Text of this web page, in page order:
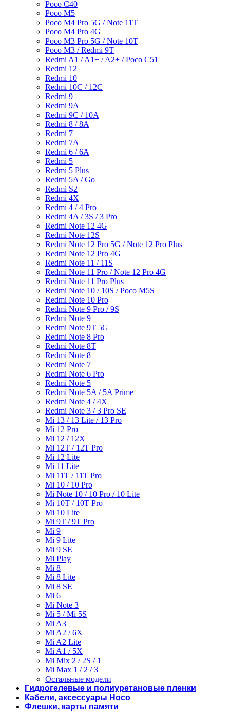
Poco C40
Poco M5
Poco M4 Pro 5G / Note 11T
Poco M4 Pro 4G
Poco M3 Pro 5G / Note 10T
Poco M3 / Redmi 9T
Redmi A1 / A1+ / A2+ / Poco C51
Redmi 12
Redmi 10
Redmi 10C / 12C
Redmi 9
Redmi 9A
Redmi 9C / 10A
Redmi 8 / 8A
Redmi 7
Redmi 7A
Redmi 6 / 6A
Redmi 5
Redmi 5 Plus
Redmi 5A / Go
Redmi S2
Redmi 4X
Redmi 4 / 4 Pro
Redmi 4A / 3S / 3 Pro
Redmi Note 12 4G
Redmi Note 12S
Redmi Note 12 Pro 5G / Note 12 Pro Plus
Redmi Note 12 Pro 4G
Redmi Note 11 / 11S
Redmi Note 11 Pro / Note 12 Pro 4G
Redmi Note 11 Pro Plus
Redmi Note 10 / 10S / Poco M5S
Redmi Note 10 Pro
Redmi Note 9 Pro / 9S
Redmi Note 9
Redmi Note 9T 5G
Redmi Note 8 Pro
Redmi Note 8T
Redmi Note 8
Redmi Note 7
Redmi Note 6 Pro
Redmi Note 5
Redmi Note 5A / 5A Prime
Redmi Note 4 / 4X
Redmi Note 3 / 3 Pro SE
Mi 13 / 13 Lite / 13 Pro
Mi 12 Pro
Mi 12 / 12X
Mi 12T / 12T Pro
Mi 12 Lite
Mi 11 Lite
Mi 11T / 11T Pro
Mi 10 / 10 Pro
Mi Note 10 / 10 Pro / 10 Lite
Mi 10T / 10T Pro
Mi 10 Lite
Mi 9T / 9T Pro
Mi 9
Mi 9 Lite
Mi 9 SE
Mi Play
Mi 8
Mi 8 Lite
Mi 8 SE
Mi 6
Mi Note 3
Mi 5 / Mi 5S
Mi A3
Mi A2 / 6X
Mi A2 Lite
Mi A1 / 5X
Mi Mix 2 / 2S / 1
Mi Max 1 / 2 / 3
Остальные модели
Гидрогелевые и полиуретановые пленки
Кабели, аксессуары Hoco
Флешки, карты памяти